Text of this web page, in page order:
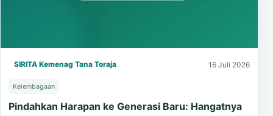
SIRITA Kemenag Tana Toraja 16 Juli 2026
Kelembagaan
Pindahkan Harapan ke Generasi Baru: Hangatnya